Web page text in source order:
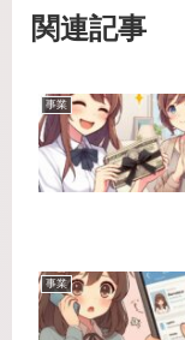
関連記事
事業
事業